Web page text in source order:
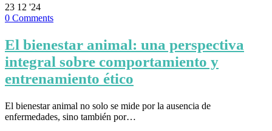
23 12 '24
0 Comments
El bienestar animal: una perspectiva
integral sobre comportamiento y
entrenamiento ético
El bienestar animal no solo se mide por la ausencia de
enfermedades, sino también por…